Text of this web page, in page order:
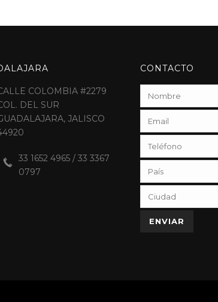
COLOMBIA #2279
DEL SUR
JALISCO
33 1652 4965 / 33 3367
0797
CONTACTO